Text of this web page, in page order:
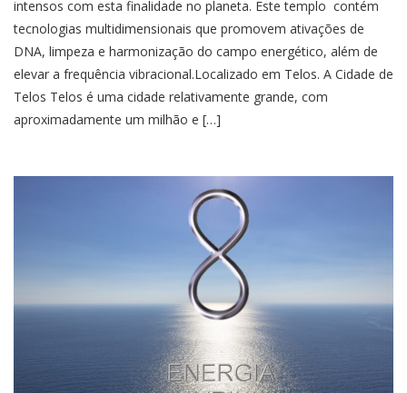
intensos com esta finalidade no planeta. Este templo contém
tecnologias multidimensionais que promovem ativações de
DNA, limpeza e harmonização do campo energético, além de
elevar a frequência vibracional.Localizado em Telos. A Cidade de
Telos Telos é uma cidade relativamente grande, com
aproximadamente um milhão e […]